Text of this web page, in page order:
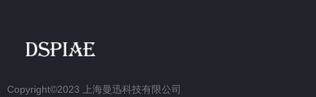
Copyright©2023 上海曼迅科技有限公司